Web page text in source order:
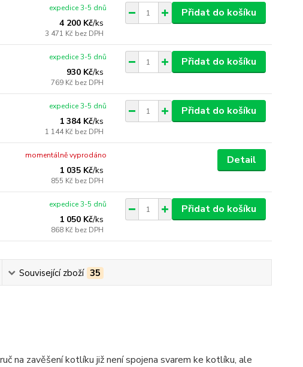
4 200 Kč/ks
3 471 Kč bez DPH
expedice 3-5 dnů Přidat do košíku
930 Kč/ks
769 Kč bez DPH
expedice 3-5 dnů Přidat do košíku
1 384 Kč/ks
1 144 Kč bez DPH
expedice 3-5 dnů Přidat do košíku
1 035 Kč/ks
855 Kč bez DPH
momentálně vyprodáno Detail
1 050 Kč/ks
868 Kč bez DPH
expedice 3-5 dnů Přidat do košíku
Související zboží 35
na zavěšení kotlíku již není spojena svarem ke kotlíku, ale